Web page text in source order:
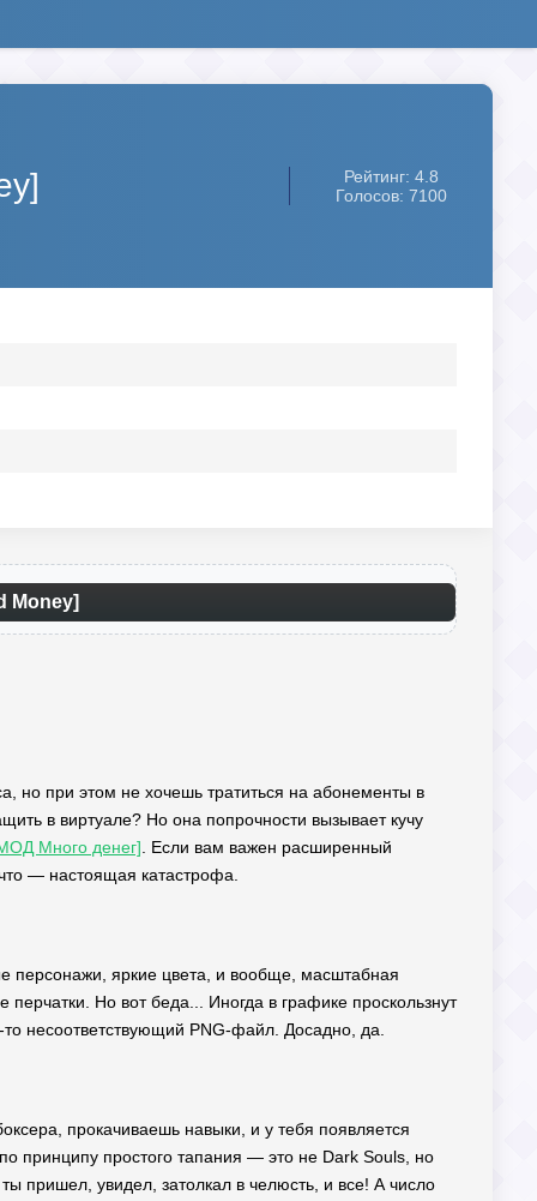
Рейтинг: 4.8
Голосов: 7100
Money]
но при этом не хочешь тратиться на абонементы в
в виртуале? Но она попрочности вызывает кучу
Много денег] . Если вам важен расширенный
— настоящая катастрофа.
персонажи, яркие цвета, и вообще, масштабная
Но вот беда... Иногда в графике проскользнут
несоответствующий PNG-файл. Досадно, да.
прокачиваешь навыки, и у тебя появляется
принципу простого тапания — это не Dark Souls, но
пришел, увидел, затолкал в челюсть, и все! А число